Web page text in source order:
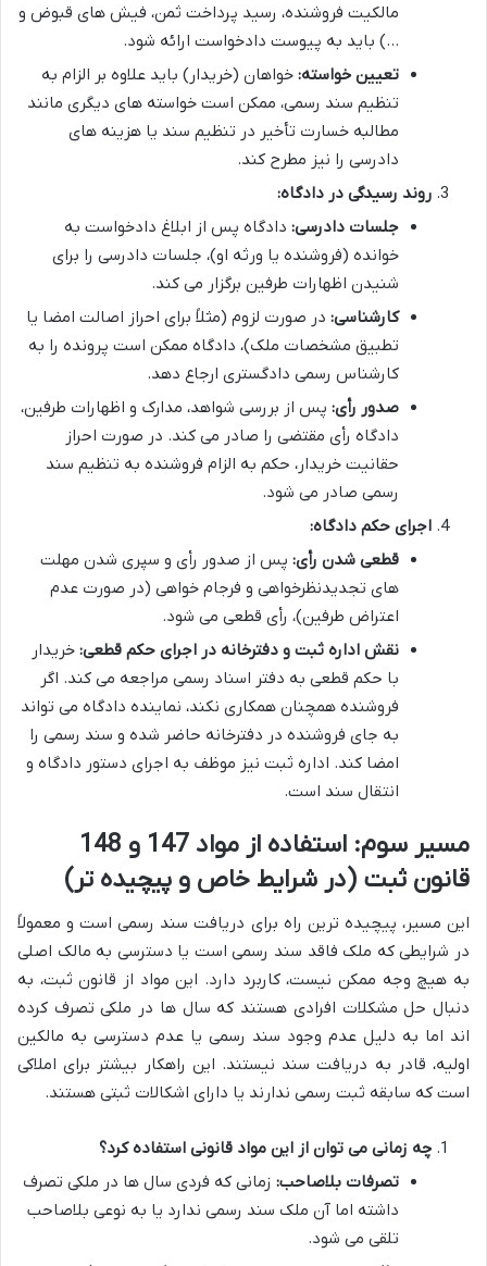
مالکیت فروشنده، رسید پرداخت ثمن، فیش های قبوض و
…) باید به پیوست دادخواست ارائه شود.
تعیین خواسته: خواهان (خریدار) باید علاوه بر الزام به
تنظیم سند رسمی، ممکن است خواسته های دیگری مانند
مطالبه خسارت تأخیر در تنظیم سند یا هزینه های
دادرسی را نیز مطرح کند.
روند رسیدگی در دادگاه:
جلسات دادرسی: دادگاه پس از ابلاغ دادخواست به
خوانده (فروشنده یا ورثه او)، جلسات دادرسی را برای
شنیدن اظهارات طرفین برگزار می کند.
کارشناسی: در صورت لزوم (مثلاً برای احراز اصالت امضا یا
تطبیق مشخصات ملک)، دادگاه ممکن است پرونده را به
کارشناس رسمی دادگستری ارجاع دهد.
صدور رأی: پس از بررسی شواهد، مدارک و اظهارات طرفین،
دادگاه رأی مقتضی را صادر می کند. در صورت احراز
حقانیت خریدار، حکم به الزام فروشنده به تنظیم سند
رسمی صادر می شود.
اجرای حکم دادگاه:
قطعی شدن رأی: پس از صدور رأی و سپری شدن مهلت
های تجدیدنظرخواهی و فرجام خواهی (در صورت عدم
اعتراض طرفین)، رأی قطعی می شود.
نقش اداره ثبت و دفترخانه در اجرای حکم قطعی: خریدار
با حکم قطعی به دفتر اسناد رسمی مراجعه می کند. اگر
فروشنده همچنان همکاری نکند، نماینده دادگاه می تواند
به جای فروشنده در دفترخانه حاضر شده و سند رسمی را
امضا کند. اداره ثبت نیز موظف به اجرای دستور دادگاه و
انتقال سند است.
مسیر سوم: استفاده از مواد 147 و 148
قانون ثبت (در شرایط خاص و پیچیده تر)
این مسیر، پیچیده ترین راه برای دریافت سند رسمی است و معمولاً
در شرایطی که ملک فاقد سند رسمی است یا دسترسی به مالک اصلی
به هیچ وجه ممکن نیست، کاربرد دارد. این مواد از قانون ثبت، به
دنبال حل مشکلات افرادی هستند که سال ها در ملکی تصرف کرده
اند اما به دلیل عدم وجود سند رسمی یا عدم دسترسی به مالکین
اولیه، قادر به دریافت سند نیستند. این راهکار بیشتر برای املاکی
است که سابقه ثبت رسمی ندارند یا دارای اشکالات ثبتی هستند.
چه زمانی می توان از این مواد قانونی استفاده کرد؟
تصرفات بلاصاحب: زمانی که فردی سال ها در ملکی تصرف
داشته اما آن ملک سند رسمی ندارد یا به نوعی بلاصاحب
تلقی می شود.